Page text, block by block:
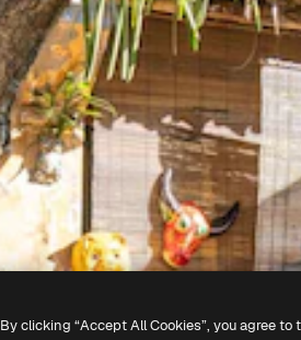
By clicking “Accept All Cookies”, you agree